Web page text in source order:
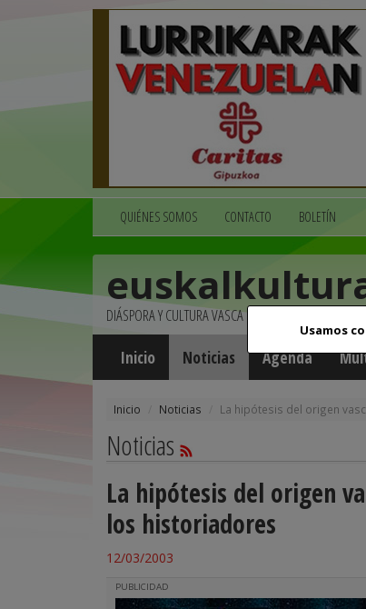
Usamos
QUIÉNES SOMOS CONTACTO BOLETÍN
DIÁSPORA Y CULTURA VASCA
Inicio Noticias Agenda
Inicio Noticias La hipótesis del origen
Noticias
La hipótesis del origen
los historiadores
12/03/2003
PUBLICIDAD